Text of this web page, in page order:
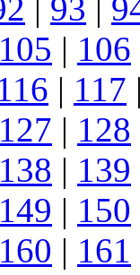
93
105 | 106
| 117
127 | 128
138 | 139
149 | 150
160 | 161